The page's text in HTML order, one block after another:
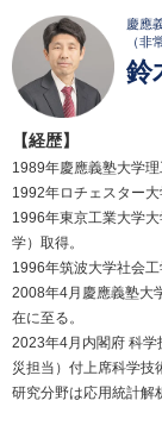
慶應
（非
鈴
【経歴】
1989年慶應義塾大学理
1992年ロチェスター大
1996年東京工業大学
学）取得。
1996年筑波大学社会
2008年4月慶應義塾大
在に至る。
2023年4月内閣府 科学
災担当）付上席科学技
研究分野は応用統計解